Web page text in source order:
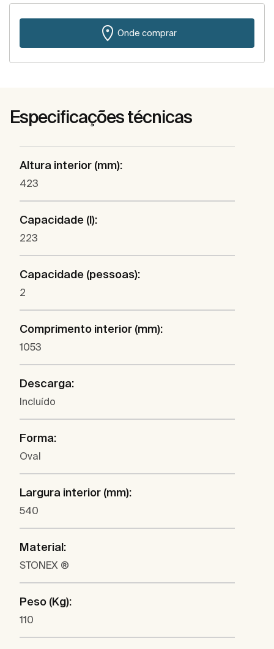
Onde comprar
Especificações técnicas
Altura interior (mm):
423
Capacidade (l):
223
Capacidade (pessoas):
2
Comprimento interior (mm):
1053
Descarga:
Incluído
Forma:
Oval
Largura interior (mm):
540
Material:
STONEX ®
Peso (Kg):
110